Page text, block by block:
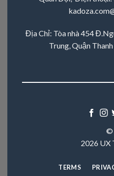
Địa Chỉ: Tòa nhà 454
Trung, Quận
©
2026 UX
TERMS